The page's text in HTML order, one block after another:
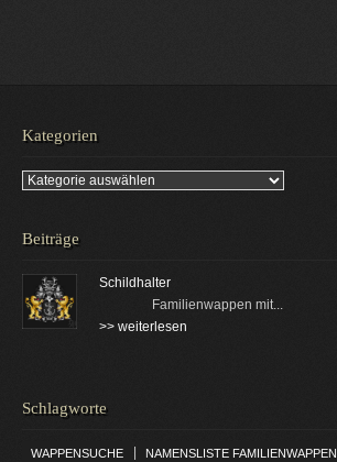
Kategorien
Kategorien
Beiträge
Schildhalter
Familienwappen mit...
>> weiterlesen
Schlagworte
WAPPENSUCHE NAMENSLISTE FAMILIENWAPPEN